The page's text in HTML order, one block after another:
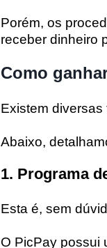
Porém, os
receber dinheiro
Como
Existem
Abaixo,
1. Programa
Esta é, sem
O PicPay possui